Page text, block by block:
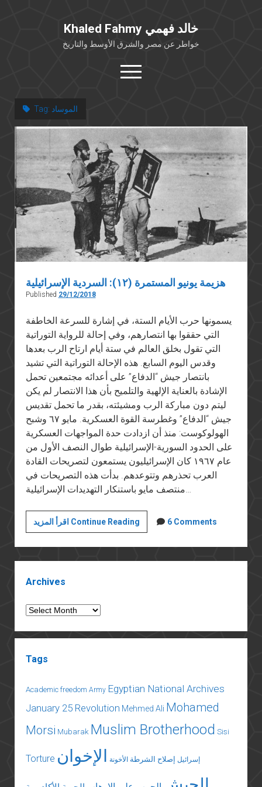
Khaled Fahmy خالد فهمي
خواطر عن مصر والشرق الأوسط والتاريخ
open
menu
خلفية شخصية
كتابات أكاديمية
مقالات صحافية
بوستات من فيسبوك
مقابلات في الإعلام
Languages
Tag: الموساد
هزيمة يونيو المستمرة (١٢): السردية الإسرائيلية
Published 29/12/2018
يسمونها حرب الأيام الستة، في إشارة للسرعة الخاطفة
التي حققوا بها انتصارهم، وفي إحالة للرواية التوراتية
التي تقول بخلق العالم في ستة أيام ارتاح الرب بعدها
وقدس اليوم السابع. هذه الإحالة التوراتية التي تشيد
بانتصار جيش “الدفاع” على أعدائه مجتمعين تحمل
الإشادة بالعناية الإلهية والتلميح بأن هذا الانتصار لم يكن
ليتم دون مباركة الرب ومشيئته، بقدر ما تحمل تقديس
جيش “الدفاع” وغطرسة القوة العسكرية. مايو ٦٧ وشبح
الهولوكوست: منذ أن ازدادت حدة المواجهات العسكرية
على الحدود السورية-الإسرائيلية طوال النصف الأول من
عام ١٩٦٧ كان الإسرائيليون يستمعون لتصريحات القادة
العرب تحذرهم وتتوعدهم. بدأت هذه التصريحات في
منتصف مايو باستنكار التهديدات الإسرائيلية…
اقرأ المزيد Continue Readingهزيمة
يونيو
المستمرة
(١٢):
6 Comments
Archives
Archives
Tags
Academic freedom Army Egyptian National Archives
January 25 Revolution Mehmed Ali Mohamed
Morsi Mubarak Muslim Brotherhood Sisi
Torture إسرائيل إصلاح الشرطة الأخونة الإخوان